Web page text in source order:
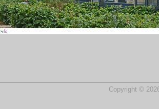
Copyright ©